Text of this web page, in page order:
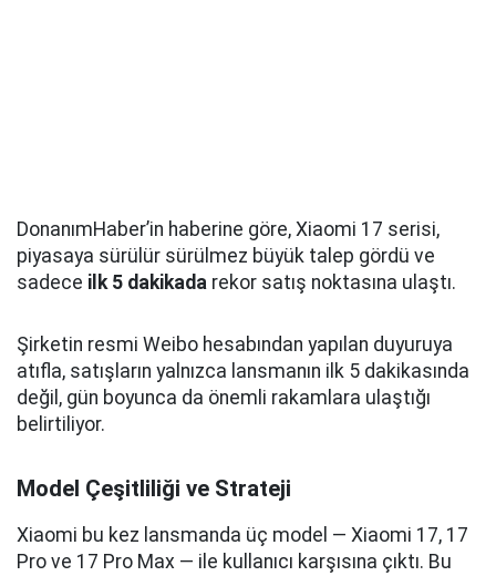
DonanımHaber’in haberine göre, Xiaomi 17 serisi,
piyasaya sürülür sürülmez büyük talep gördü ve
sadece ilk 5 dakikada rekor satış noktasına ulaştı.
Şirketin resmi Weibo hesabından yapılan duyuruya
atıfla, satışların yalnızca lansmanın ilk 5 dakikasında
değil, gün boyunca da önemli rakamlara ulaştığı
belirtiliyor.
Model Çeşitliliği ve Strateji
Xiaomi bu kez lansmanda üç model — Xiaomi 17, 17
Pro ve 17 Pro Max — ile kullanıcı karşısına çıktı. Bu